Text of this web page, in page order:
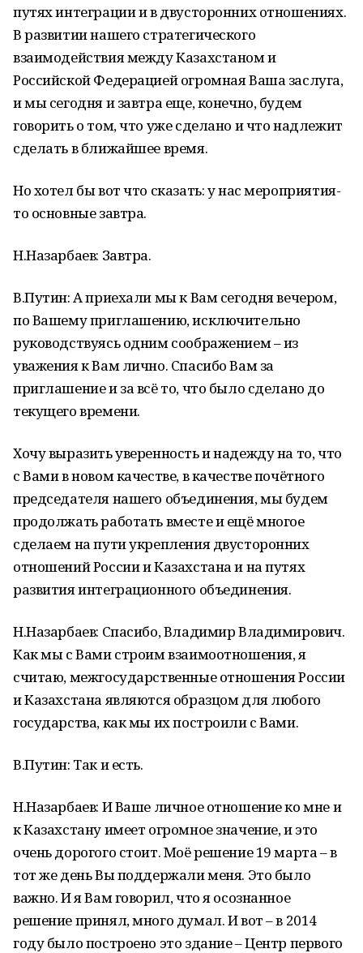
путях интеграции и в двусторонних отношениях.
В развитии нашего стратегического
взаимодействия между Казахстаном и
Российской Федерацией огромная Ваша заслуга,
и мы сегодня и завтра еще, конечно, будем
говорить о том, что уже сделано и что надлежит
сделать в ближайшее время.
Но хотел бы вот что сказать: у нас мероприятия-
то основные завтра.
Н.Назарбаев: Завтра.
В.Путин: А приехали мы к Вам сегодня вечером,
по Вашему приглашению, исключительно
руководствуясь одним соображением – из
уважения к Вам лично. Спасибо Вам за
приглашение и за всё то, что было сделано до
текущего времени.
Хочу выразить уверенность и надежду на то, что
с Вами в новом качестве, в качестве почётного
председателя нашего объединения, мы будем
продолжать работать вместе и ещё многое
сделаем на пути укрепления двусторонних
отношений России и Казахстана и на путях
развития интеграционного объединения.
Н.Назарбаев: Спасибо, Владимир Владимирович.
Как мы с Вами строим взаимоотношения, я
считаю, межгосударственные отношения России
и Казахстана являются образцом для любого
государства, как мы их построили с Вами.
В.Путин: Так и есть.
Н.Назарбаев: И Ваше личное отношение ко мне и
к Казахстану имеет огромное значение, и это
очень дорогого стоит. Моё решение 19 марта – в
тот же день Вы поддержали меня. Это было
важно. И я Вам говорил, что я осознанное
решение принял, много думал. И вот – в 2014
году было построено это здание – Центр первого